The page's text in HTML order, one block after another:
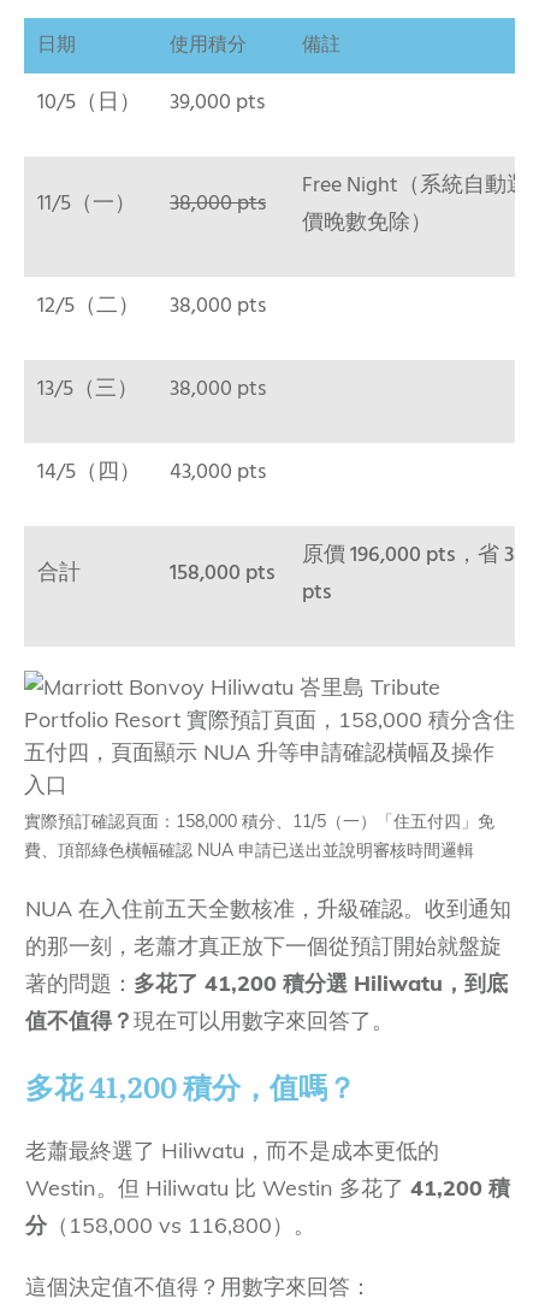
日期 使用積分 備註
10/5（日） 39,000 pts
11/5（一） 38,000 pts
Free Night（系統自動選
價晚數免除）
12/5（二） 38,000 pts
13/5（三） 38,000 pts
14/5（四） 43,000 pts
合計 158,000 pts
原價 196,000 pts，省
pts
實際預訂確認頁面：158,000 積分、11/5（一）「住五付四」免
費、頂部綠色橫幅確認 NUA 申請已送出並說明審核時間邏輯
NUA 在入住前五天全數核准，升級確認。收到通知
的那一刻，老蕭才真正放下一個從預訂開始就盤旋
著的問題： 多花了 41,200 積分選 Hiliwatu，到底
值不值得？現在可以用數字來回答了。
多花 41,200 積分，值嗎？
老蕭最終選了 Hiliwatu，而不是成本更低的
Westin。但 Hiliwatu 比 Westin 多花了 41,200 積
分（158,000 vs 116,800）。
這個決定值不值得？用數字來回答：